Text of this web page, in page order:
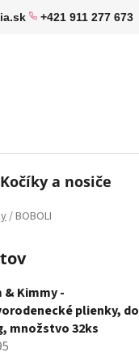
+421 911 277 673
Kočíky a nosiče
/BOBOLI
& Kimmy -
plienky, do
množstvo 32ks